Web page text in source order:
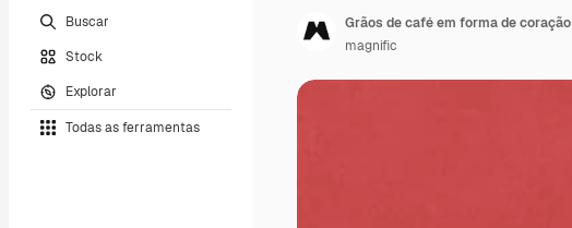
Buscar
Stock
Explorar
Todas as ferramentas
Grãos de café em forma de coração
magnific